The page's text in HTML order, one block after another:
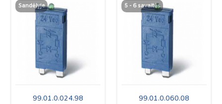
Sandėlyje
99.01.0.024.98
5 - 6 savaitės
99.01.0.060.08